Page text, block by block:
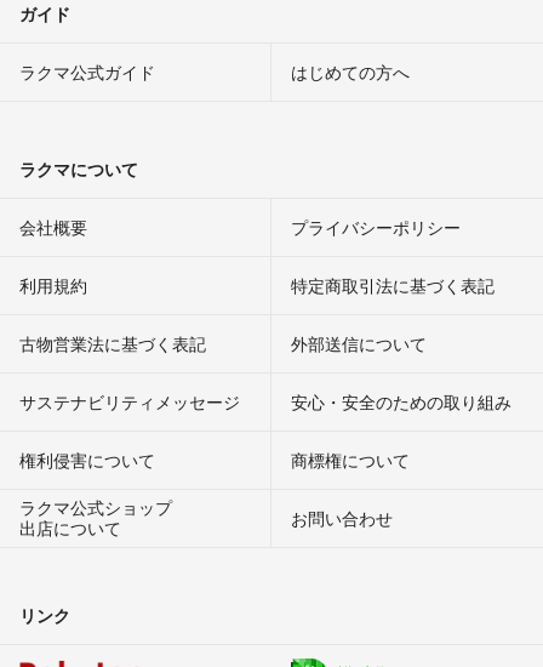
ガイド
ラクマ公式ガイド はじめての方へ
ラクマについて
会社概要 プライバシーポリシー
利用規約 特定商取引法に基づく表記
古物営業法に基づく表記 外部送信について
サステナビリティメッセージ 安心・安全のための取り組み
権利侵害について
商標権について
ラクマ公式ショップ
出店について
お問い合わせ
リンク